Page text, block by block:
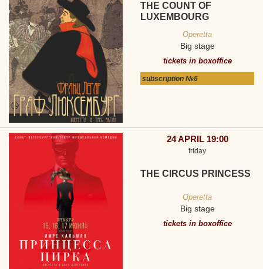
THE COUNT OF
LUXEMBOURG
Operetta
Big stage
tickets in boxoffice
subscription №6
24 APRIL 19:00
friday
THE CIRCUS PRINCESS
Operetta
Big stage
tickets in boxoffice